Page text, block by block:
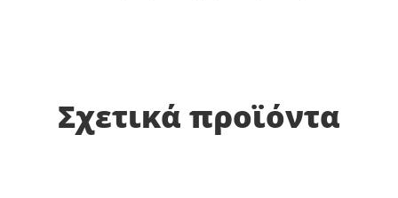
Σχετικά προϊόντα